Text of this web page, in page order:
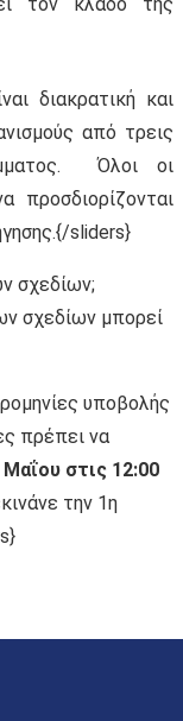
διακρατική και
από τρεις
Όλοι οι
προσδιορίζονται
sliders}
σχεδίων;
σχεδίων μπορεί
υποβολής
πρέπει να
Μαΐου στις 12:00
την 1η